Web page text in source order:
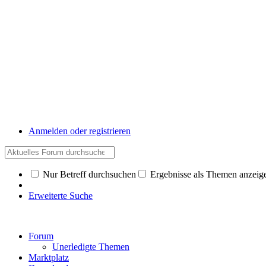
Anmelden oder registrieren
Nur Betreff durchsuchen Ergebnisse als Themen
Erweiterte Suche
Forum
Unerledigte Themen
Marktplatz